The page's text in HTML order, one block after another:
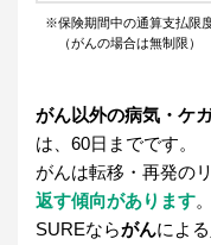
※保険期間中の通算支払限
（がんの場合は無制限）
がん以外の病気・ケ
は、60日までです。
がんは転移・再発の
返す傾向があります。
SUREならがんによ